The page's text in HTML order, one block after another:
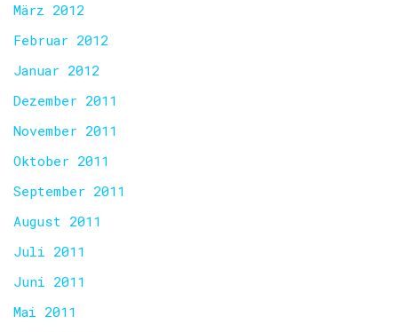
März 2012
Februar 2012
Januar 2012
Dezember 2011
November 2011
Oktober 2011
September 2011
August 2011
Juli 2011
Juni 2011
Mai 2011